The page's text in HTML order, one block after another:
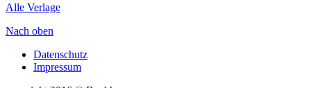
Alle Verlage
Nach oben
Datenschutz
Impressum